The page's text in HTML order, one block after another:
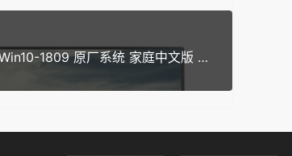
Alienware M15R1 Win10-1809 原厂系统 家庭中文版 原厂oem系统 带一键恢复